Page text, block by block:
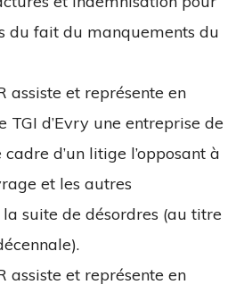
du fait du manquements du
assiste et représente en
TGI d’Evry une entreprise de
d’un litige l’opposant à
et les autres
suite de désordres (au titre
assiste et représente en